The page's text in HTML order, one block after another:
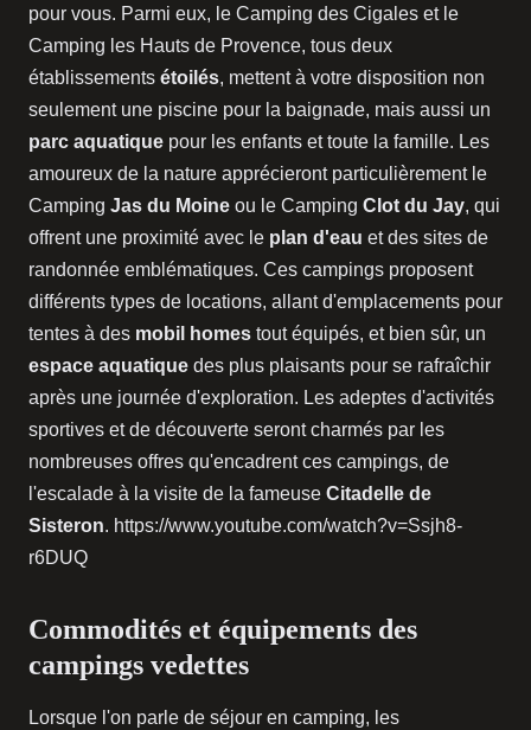
pour vous. Parmi eux, le Camping des Cigales et le
Camping les Hauts de Provence, tous deux
établissements étoilés, mettent à votre disposition non
seulement une piscine pour la baignade, mais aussi un
parc aquatique pour les enfants et toute la famille. Les
amoureux de la nature apprécieront particulièrement le
Camping Jas du Moine ou le Camping Clot du Jay, qui
offrent une proximité avec le plan d'eau et des sites de
randonnée emblématiques. Ces campings proposent
différents types de locations, allant d'emplacements pour
tentes à des mobil homes tout équipés, et bien sûr, un
espace aquatique des plus plaisants pour se rafraîchir
après une journée d'exploration. Les adeptes d'activités
sportives et de découverte seront charmés par les
nombreuses offres qu'encadrent ces campings, de
l'escalade à la visite de la fameuse Citadelle de
Sisteron. https://www.youtube.com/watch?v=Ssjh8-
r6DUQ
Commodités et équipements des
campings vedettes
Lorsque l'on parle de séjour en camping, les